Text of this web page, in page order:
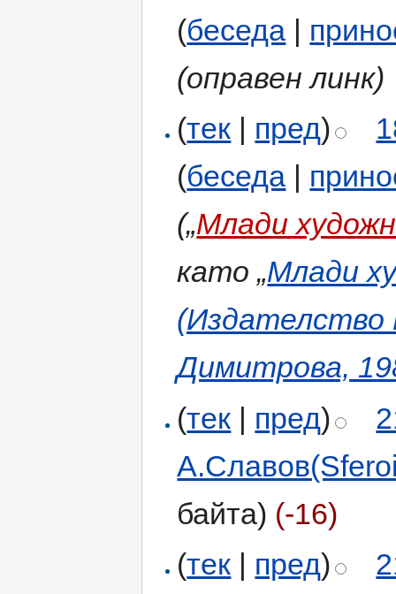
(беседа |
(оправен линк)
(тек | пред)
(беседа |
(„Млади
като „Млади
(Издателство
Димитрова,
(тек | пред)
байта) (-16)
(тек | пред)